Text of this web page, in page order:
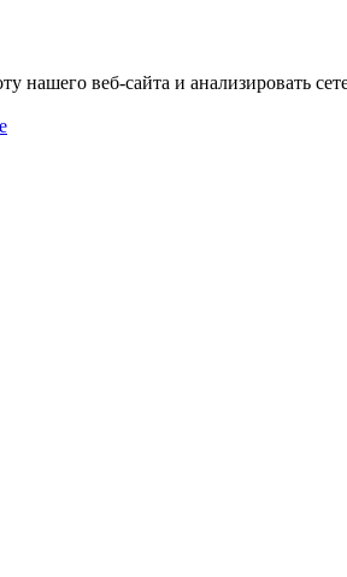
веб-сайта и анализировать